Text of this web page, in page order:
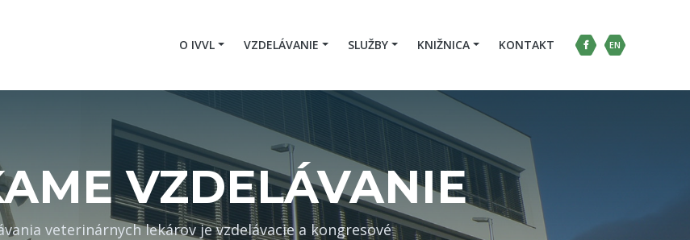
O IVVL VZDELÁVANIE SLUŽBY KNIŽNICA KONTAKT EN
VZDELÁVANIE
veterinárnych lekárov je vzdelávacie a kongresové